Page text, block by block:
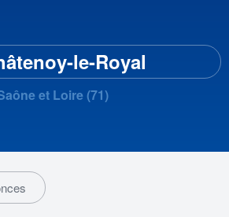
le-Royal
et Loire (71)